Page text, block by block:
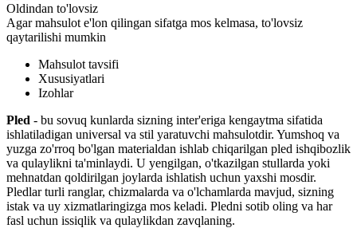
Oldindan to'lovsiz
Agar mahsulot e'lon qilingan sifatga mos kelmasa, to'lovsiz
qaytarilishi mumkin
Mahsulot tavsifi
Xususiyatlari
Izohlar
Pled - bu sovuq kunlarda sizning inter'eriga kengaytma sifatida
ishlatiladigan universal va stil yaratuvchi mahsulotdir. Yumshoq va
yuzga zo'rroq bo'lgan materialdan ishlab chiqarilgan pled ishqibozlik
va qulaylikni ta'minlaydi. U yengilgan, o'tkazilgan stullarda yoki
mehnatdan qoldirilgan joylarda ishlatish uchun yaxshi mosdir.
Pledlar turli ranglar, chizmalarda va o'lchamlarda mavjud, sizning
istak va uy xizmatlaringizga mos keladi. Pledni sotib oling va har
fasl uchun issiqlik va qulaylikdan zavqlaning.